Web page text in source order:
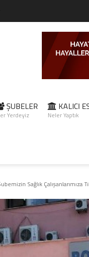
ŞUBELER
Yerdeyiz
KALICI
Neler Yaptık
Sağlık Çalışanlarımıza